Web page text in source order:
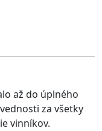
až do úplného
za všetky
vinníkov.